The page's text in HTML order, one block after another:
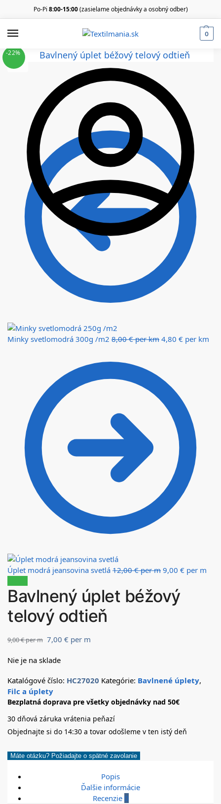
Po-Pi 8:00-15:00(zasielame objednávky a osobný odber)
0
Minky svetlomodrá 300g /m2 8,00€per km 4,80 € per km
Úplet modrá jeansovina svetlá 12,00€per m 9,00 € per m
Bavlnený úplet béžový
telový odtieň
9,00€per m 7,00 € per m
-22%
Nie je na sklade
Katalógové číslo: HC27020 Kategórie: Bavlnené úplety,
Filc a úplety
Bezplatná doprava pre všetky objednávky nad 50€
30 dňová záruka vrátenia peňazí
Objednajte si do 14:30 a tovar odošleme v ten istý deň
Máte otázku? Požiadajte o spätné zavolanie
Popis
Ďalšie informácie
Recenzie 0